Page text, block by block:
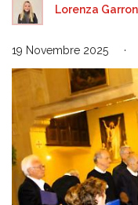
Lorenza
19 Novembre 2025